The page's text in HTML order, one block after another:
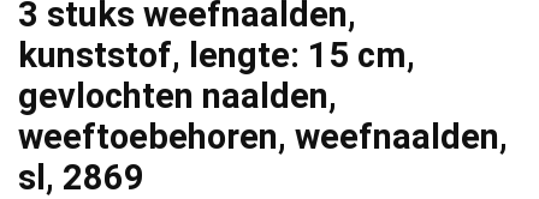
3 stuks weefnaalden,
kunststof, lengte: 15 cm,
gevlochten naalden,
weeftoebehoren, weefnaalden,
sl, 2869